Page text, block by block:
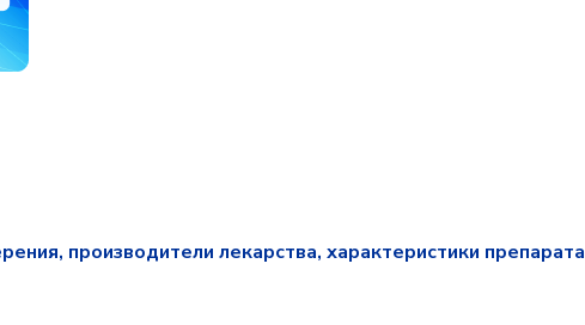
производители лекарства, характеристики препарата